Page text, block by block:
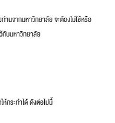
มหาวิทยาลัย จะต้องไม่ใช้หรือ
กับมหาวิทยาลัย
กระทำได้ ดังต่อไปนี้